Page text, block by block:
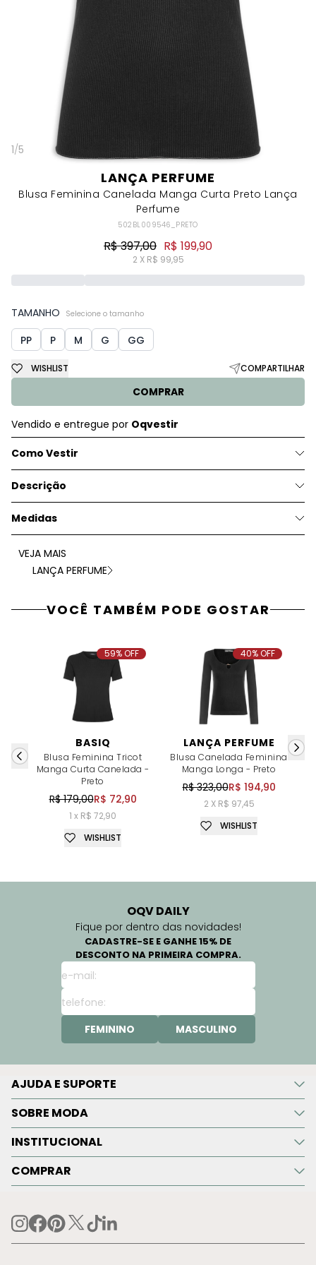
1/5
LANÇA PERFUME
Blusa Feminina Canelada Manga Curta Preto Lança
Perfume
502BL009546_PRETO
R$ 397,00 R$ 199,90
2 X R$ 99,95
TAMANHO Selecione o tamanho
PP P M G GG
COMPRAR
WISHLIST COMPARTILHAR
Vendido e entregue por Oqvestir
Como Vestir
Descrição
Medidas
VEJA MAIS
LANÇA PERFUME
VOCÊ TAMBÉM PODE GOSTAR
BASIQ
Blusa Feminina Tricot
Manga Curta Canelada -
Preto
R$ 179,00R$ 72,90
1 x R$ 72,90
59% OFF
WISHLIST
LANÇA PERFUME
Blusa Canelada Feminina
Manga Longa - Preto
R$ 323,00R$ 194,90
2 X R$ 97,45
40% OFF
WISHLIST
OQV DAILY
Fique por dentro das novidades!
CADASTRE-SE E GANHE 15% DE
DESCONTO NA PRIMEIRA COMPRA.
FEMININO MASCULINO
AJUDA E SUPORTE
SOBRE MODA
INSTITUCIONAL
COMPRAR